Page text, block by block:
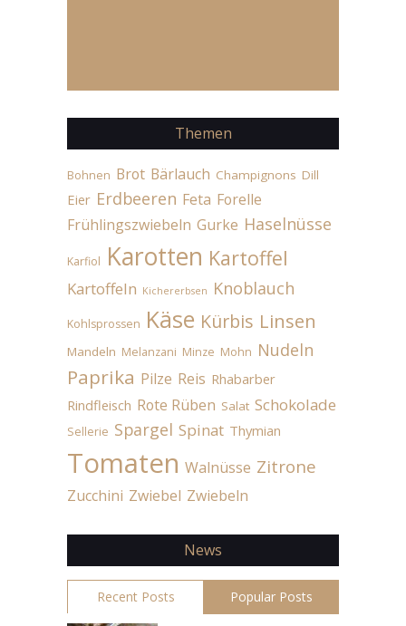
Themen
Bohnen Brot Bärlauch Champignons Dill
Eier Erdbeeren Feta Forelle
Frühlingszwiebeln Gurke Haselnüsse
Karfiol Karotten Kartoffel
Kartoffeln Kichererbsen Knoblauch
Kohlsprossen Käse Kürbis Linsen
Mandeln Melanzani Minze Mohn Nudeln
Paprika Pilze Reis Rhabarber
Rindfleisch Rote Rüben Salat Schokolade
Sellerie Spargel Spinat Thymian
Tomaten Walnüsse Zitrone
Zucchini Zwiebel Zwiebeln
News
Recent Posts Popular Posts